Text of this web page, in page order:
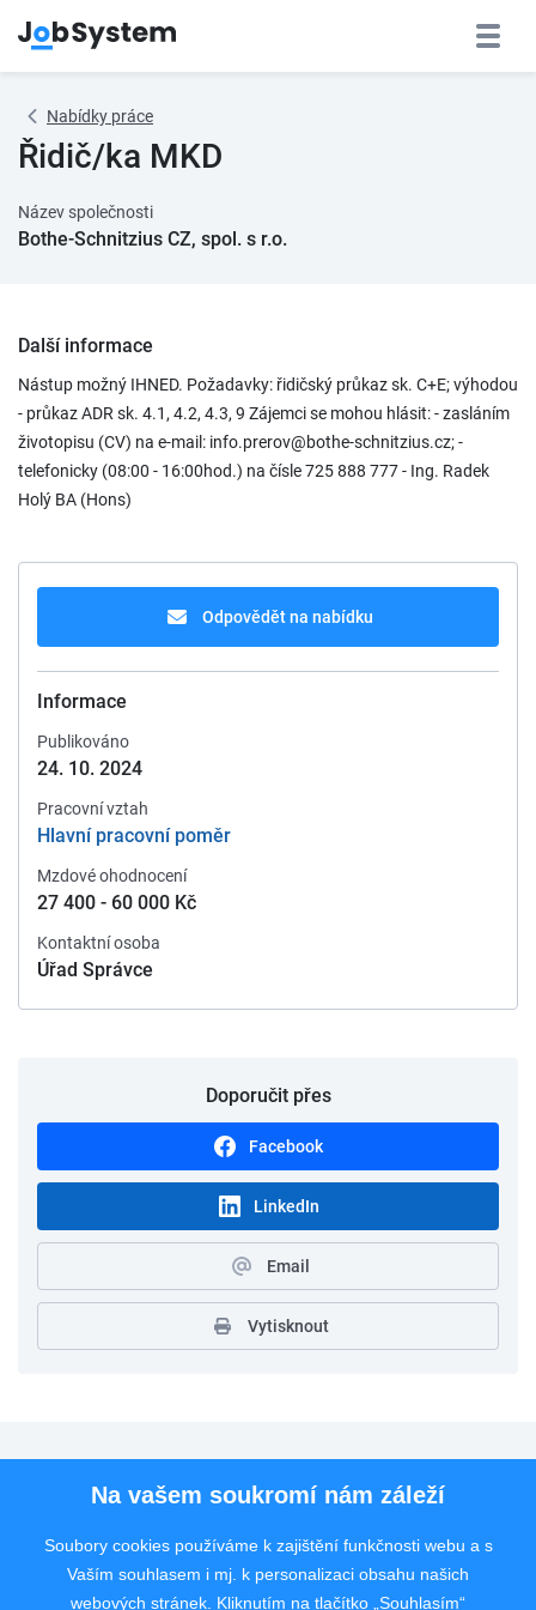
Nabídky práce
Řidič/ka MKD
Název společnosti
Bothe-Schnitzius CZ, spol. s r.o.
Další informace
Nástup možný IHNED. Požadavky: řidičský průkaz sk. C+E; výhodou
- průkaz ADR sk. 4.1, 4.2, 4.3, 9 Zájemci se mohou hlásit: - zasláním
životopisu (CV) na e-mail: info.prerov@bothe-schnitzius.cz; -
telefonicky (08:00 - 16:00hod.) na čísle 725 888 777 - Ing. Radek
Holý BA (Hons)
Odpovědět na nabídku
Informace
Publikováno
24. 10. 2024
Pracovní vztah
Hlavní pracovní poměr
Mzdové ohodnocení
27 400 - 60 000 Kč
Kontaktní osoba
Úřad Správce
Doporučit přes
Facebook
LinkedIn
Email
Vytisknout
Pro uchazeče
Rychlý kontakt
Na vašem soukromí nám záleží
Soubory cookies používáme k zajištění funkčnosti webu a s
Vaším souhlasem i mj. k personalizaci obsahu našich
webových stránek. Kliknutím na tlačítko „Souhlasím“